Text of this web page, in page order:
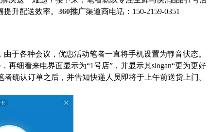
升配送效率。 360推广渠道商电话：150-2159-0351
于各种会议， 优惠活动笔者一直将手机设置为静音状态。
细看来电界面显示为“1号店”，并显示其slogan“更为更好
确认订单之后，并告知快递人员即将于上午前送货上门。